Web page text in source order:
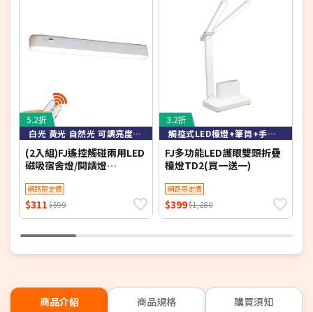
5.2折
白光 黃光 自然光 可調亮度可定時
(2入組)FJ遙控觸碰兩用LED
磁吸宿舍燈/閱讀燈
燈 小夜燈 檯燈 桌燈 床頭
LED)
網路限定價
$311 $599
3.2折
觸控式LED檯燈+筆筒+手機架
FJ多功能LED護眼雙頭折疊
檯燈TD2(買一送一)
網路限定價
$399$1,280
商品介紹 商品規格 購買須知